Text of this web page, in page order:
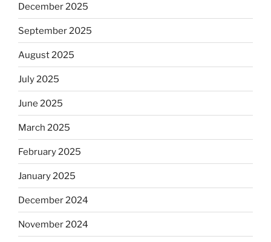
December 2025
September 2025
August 2025
July 2025
June 2025
March 2025
February 2025
January 2025
December 2024
November 2024